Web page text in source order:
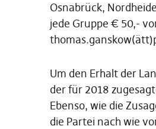
Osnabrück,
jede Gruppe € 50,-
Um den Erhalt der
der für 2018
Ebenso, wie die
die Partei nach wie